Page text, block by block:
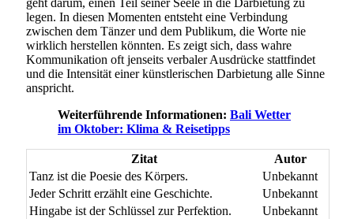
geht darum, einen Teil seiner Seele in die Darbietung zu
legen. In diesen Momenten entsteht eine Verbindung
zwischen dem Tänzer und dem Publikum, die Worte nie
wirklich herstellen könnten. Es zeigt sich, dass wahre
Kommunikation oft jenseits verbaler Ausdrücke stattfindet
und die Intensität einer künstlerischen Darbietung alle Sinne
anspricht.
Weiterführende Informationen: Bali Wetter
im Oktober: Klima & Reisetipps
Zitat
Autor
Tanz ist die Poesie des Körpers.
Unbekannt
Jeder Schritt erzählt eine Geschichte.
Unbekannt
Hingabe ist der Schlüssel zur Perfektion.
Unbekannt